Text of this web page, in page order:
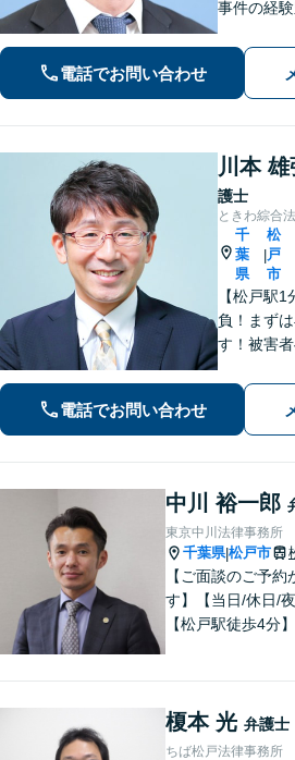
事件の経
頼者に寄
「解決後
ー。
電話でお問い合わせ
川本 雄
護士
ときわ綜合
千
葉
県
|
松
戸
市
【松戸駅
負！まず
す！被害
も」で悩
方や交渉
す。調停
電話でお問い合わせ
中川 裕一郎
東京中川法律事務所
千葉県|松戸市
【ご面談のご予約
す】【当日/休日/夜
【松戸駅徒歩4分
榎本 光 弁護士
ちば松戸法律事務所